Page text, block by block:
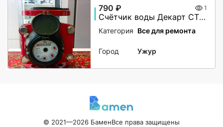
790 ₽ 1
Счётчик воды Декарт СТВУ-50
Категория Все для ремонта
Город Ужур
© 2021—2026 БаменВсе права защищены